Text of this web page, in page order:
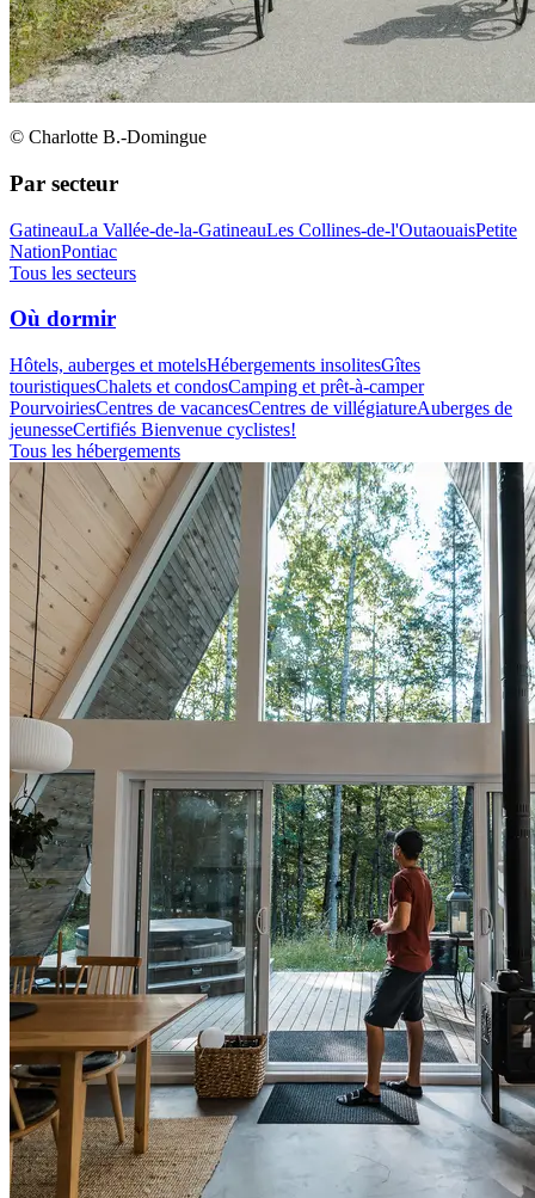
© Charlotte B.-Domingue
Par secteur
GatineauLa Vallée-de-la-GatineauLes Collines-de-l'OutaouaisPetite
NationPontiac
Tous les secteurs
Où dormir
Hôtels, auberges et motelsHébergements insolitesGîtes
touristiquesChalets et condosCamping et prêt-à-camper
PourvoiriesCentres de vacancesCentres de villégiatureAuberges de
jeunesseCertifiés Bienvenue cyclistes!
Tous les hébergements